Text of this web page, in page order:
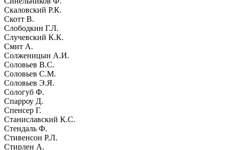
Скаловский Р.К.
Скотт В.
Слободкин Г.Л.
Случевский К.К.
Смит А.
Солженицын А.И.
Соловьев В.С.
Соловьев С.М.
Соловьев Э.Я.
Сологуб Ф.
Спарроу Д.
Спенсер Г.
Станиславский К.С.
Стендаль Ф.
Стивенсон Р.Л.
Стирлен А.